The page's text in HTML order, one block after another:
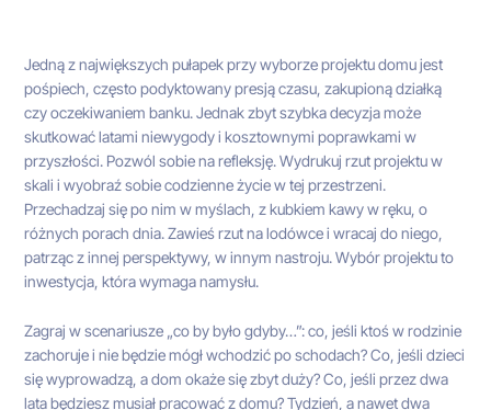
Jedną z największych pułapek przy wyborze projektu domu jest
pośpiech, często podyktowany presją czasu, zakupioną działką
czy oczekiwaniem banku. Jednak zbyt szybka decyzja może
skutkować latami niewygody i kosztownymi poprawkami w
przyszłości. Pozwól sobie na refleksję. Wydrukuj rzut projektu w
skali i wyobraź sobie codzienne życie w tej przestrzeni.
Przechadzaj się po nim w myślach, z kubkiem kawy w ręku, o
różnych porach dnia. Zawieś rzut na lodówce i wracaj do niego,
patrząc z innej perspektywy, w innym nastroju. Wybór projektu to
inwestycja, która wymaga namysłu.
Zagraj w scenariusze „co by było gdyby…”: co, jeśli ktoś w rodzinie
zachoruje i nie będzie mógł wchodzić po schodach? Co, jeśli dzieci
się wyprowadzą, a dom okaże się zbyt duży? Co, jeśli przez dwa
lata będziesz musiał pracować z domu? Tydzień, a nawet dwa